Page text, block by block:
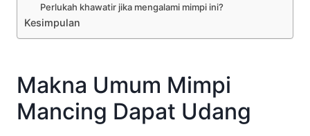
Perlukah khawatir jika mengalami mimpi ini?
Kesimpulan
Makna Umum Mimpi
Mancing Dapat Udang